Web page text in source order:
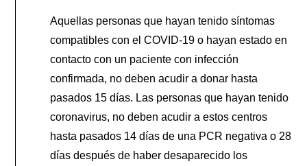
Aquellas personas que hayan tenido síntomas
compatibles con el COVID-19 o hayan estado en
contacto con un paciente con infección
confirmada, no deben acudir a donar hasta
pasados 15 días. Las personas que hayan tenido
coronavirus, no deben acudir a estos centros
hasta pasados 14 días de una PCR negativa o 28
días después de haber desaparecido los